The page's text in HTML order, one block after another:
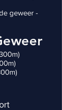
geweer -